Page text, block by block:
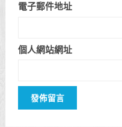
電子郵件地址
個人網站網址